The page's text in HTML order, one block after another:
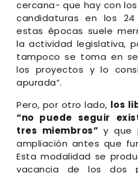
cercana- que hay con
candidaturas en los
estas épocas suele
la actividad legislativa,
tampoco se toma en
los proyectos y lo
apurada”.
Pero, por otro lado, los
“no puede seguir
tres miembros” y que
ampliación antes que
Esta modalidad se
vacancia de los dos